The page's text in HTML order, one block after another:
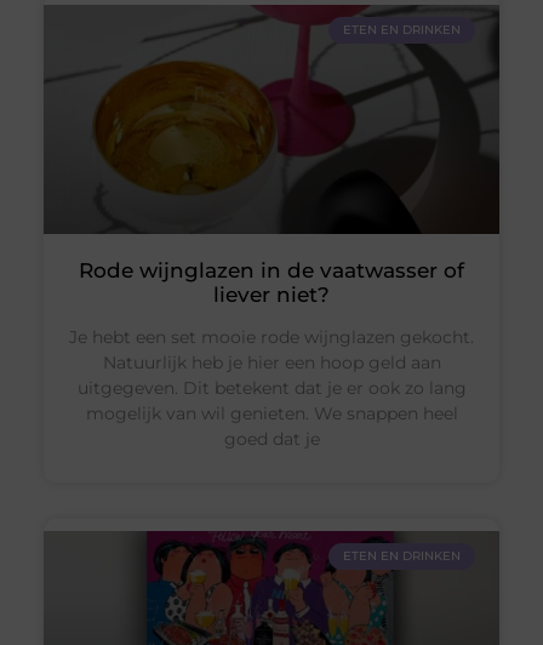
ETEN EN DRINKEN
Rode wijnglazen in de vaatwasser of
liever niet?
Je hebt een set mooie rode wijnglazen gekocht.
Natuurlijk heb je hier een hoop geld aan
uitgegeven. Dit betekent dat je er ook zo lang
mogelijk van wil genieten. We snappen heel
goed dat je
ETEN EN DRINKEN